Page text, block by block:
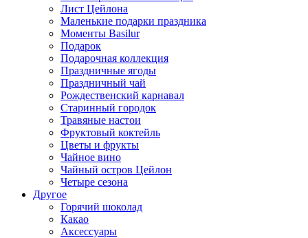
Лист Цейлона
Маленькие подарки праздника
Моменты Basilur
Подарок
Подарочная коллекция
Праздничные ягоды
Праздничный чай
Рождественский карнавал
Старинный городок
Травяные настои
Фруктовый коктейль
Цветы и фрукты
Чайное вино
Чайный остров Цейлон
Четыре сезона
Другое
Горячий шоколад
Какао
Аксессуары